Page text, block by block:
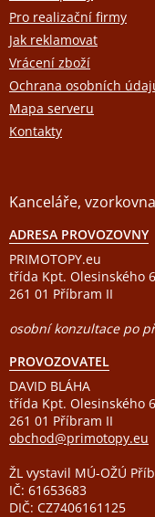
Pro realizační firmy
Jak reklamovat
Vrácení zboží
Ochrana osobních
Mapa serveru
Kontakty
Kanceláře, vzorkovna
ADRESA PROVOZOVNY
PRIMOTOPY.eu
třída Kpt. Olesinského
261 01 Příbram II
osobní konzultace po
PROVOZOVATEL
DAVID BLÁHA
třída Kpt. Olesinského
261 01 Příbram II
obchod@primotopy.eu
ŽL vystavil MÚ-OŽÚ
IČ: 61653683
DIČ: CZ7406161125